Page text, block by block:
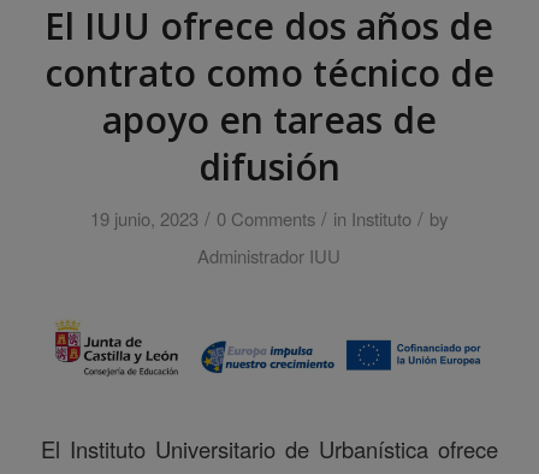
El IUU ofrece dos años de
contrato como técnico de
apoyo en tareas de
difusión
19 junio, 2023 / 0 Comments / in Instituto / by
Administrador IUU
El Instituto Universitario de Urbanística ofrece